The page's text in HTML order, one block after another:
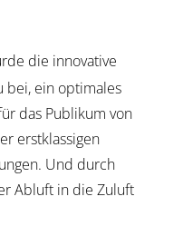
die innovative
bei, ein optimales
das Publikum von
erstklassigen
Und durch
Abluft in die Zuluft